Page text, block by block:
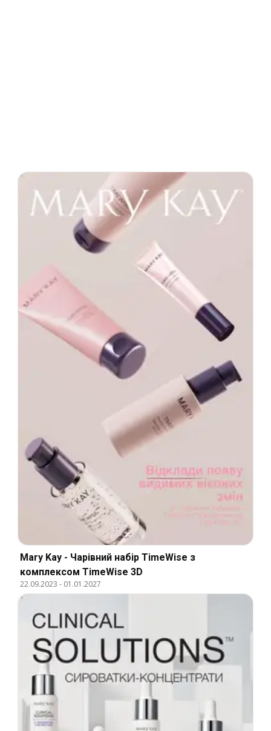
Mary Kay - Чарівний набір TimeWise з
комплексом TimeWise 3D
22.09.2023 - 01.01.2027